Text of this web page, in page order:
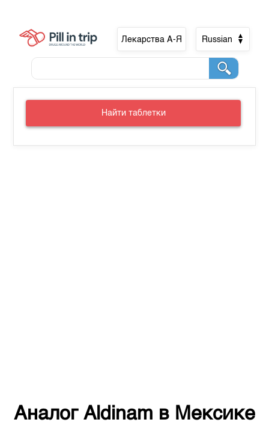
Лекарства А-Я Russian
Найти таблетки
Аналог Aldinam в Мексике